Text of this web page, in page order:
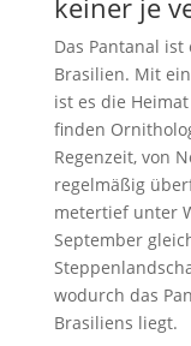
keiner je
Das Pantanal
Brasilien. Mit
ist es die
finden
Regenzeit, von
regelmäßig
metertief unter
September
wodurch das
Brasiliens liegt.